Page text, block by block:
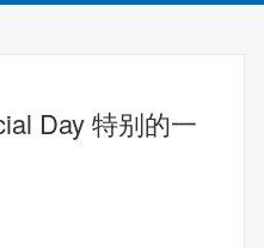
Day 特别的一